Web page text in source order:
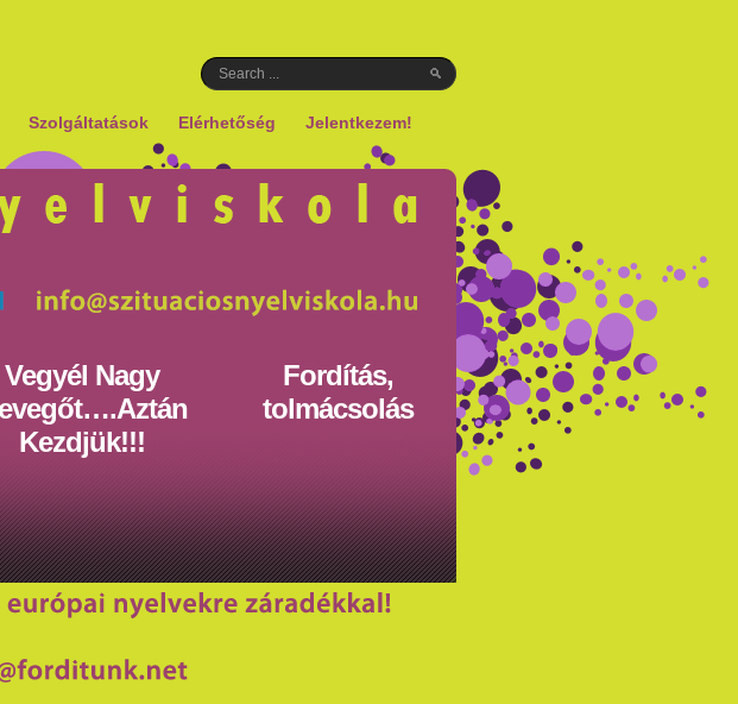
Szolgáltatások Elérhetőség Jelentkezem!
Vegyél Nagy
Kezdjük!!!
Fordítás,
tolmácsolás